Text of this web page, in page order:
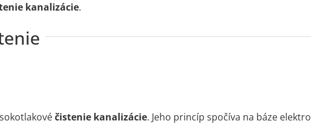
kanalizácie.
čistenie kanalizácie. Jeho princíp spočíva na báze